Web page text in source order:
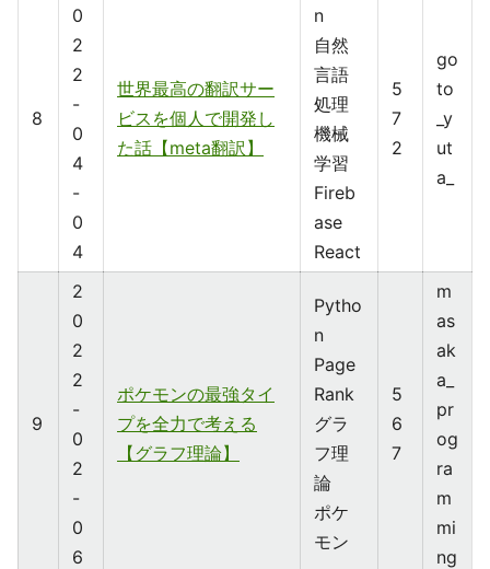
8
0
2
2
-
0
4
-
0
4
世界最高の翻訳サー
ビスを個人で開発し
た話【meta翻訳】
n
自然
言語
処理
機械
学習
Fireb
ase
React
5
7
2
go
to
_y
ut
a_
9
2
0
2
2
-
0
2
-
0
6
ポケモンの最強タイ
プを全力で考える
【グラフ理論】
Pytho
n
Page
Rank
グラ
フ理
論
ポケ
モン
5
6
7
m
as
ak
a_
pr
og
ra
m
mi
ng